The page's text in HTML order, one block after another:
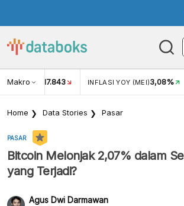
Makro
USD/IDR 17.843 INFLASI YOY (MEI)3,08%
Home Data Stories Pasar
PASAR
Bitcoin Melonjak 2,07% dalam
yang Terjadi?
Agus Dwi Darmawan